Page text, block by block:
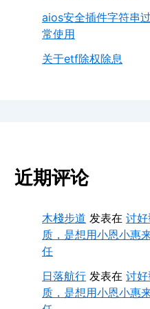
aios安全插件字符串
常使用
关于etf除权除息
近期评论
木棧步道 发表在 讨
质，是想用小恩小惠
任
日落航行 发表在 讨
质，是想用小恩小惠